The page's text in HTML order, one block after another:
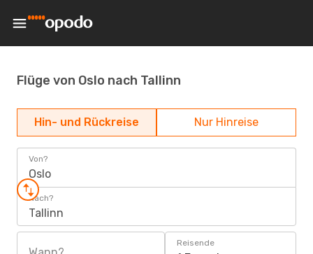
Flüge von Oslo nach Tallinn
Hin- und Rückreise Nur Hinreise
Von?
Oslo
Nach?
Tallinn
Reisende